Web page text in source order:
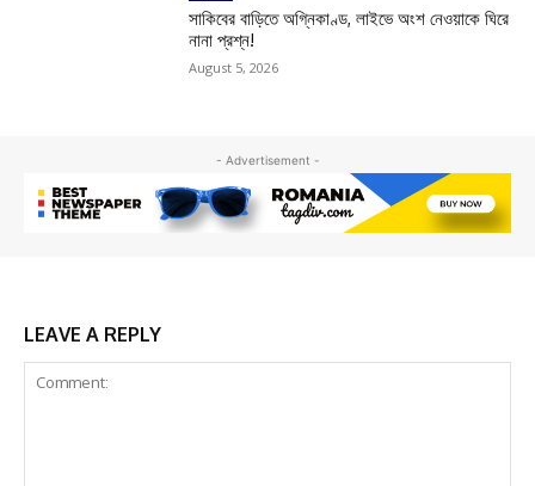
সাকিবের বাড়িতে অগ্নিকাণ্ড, লাইভে অংশ নেওয়াকে ঘিরে
নানা প্রশ্ন!
August 5, 2026
- Advertisement -
LEAVE A REPLY